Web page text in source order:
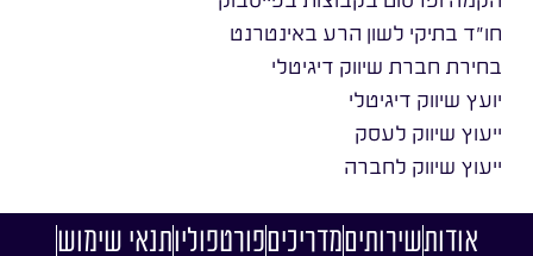
חו״ד בתיקי לשון הרע באינטרנט
בחירת חברת שיווק דיגיטלי
יועץ שיווק דיגיטלי
ייעוץ שיווק לעסק
ייעוץ שיווק לחברה
אודותשירותיםמדריכיםפורטפוליותנאי שימוש